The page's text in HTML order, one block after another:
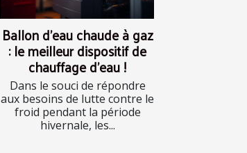
Ballon d’eau chaude à gaz
: le meilleur dispositif de
chauffage d’eau !
Dans le souci de répondre
aux besoins de lutte contre le
froid pendant la période
hivernale, les...